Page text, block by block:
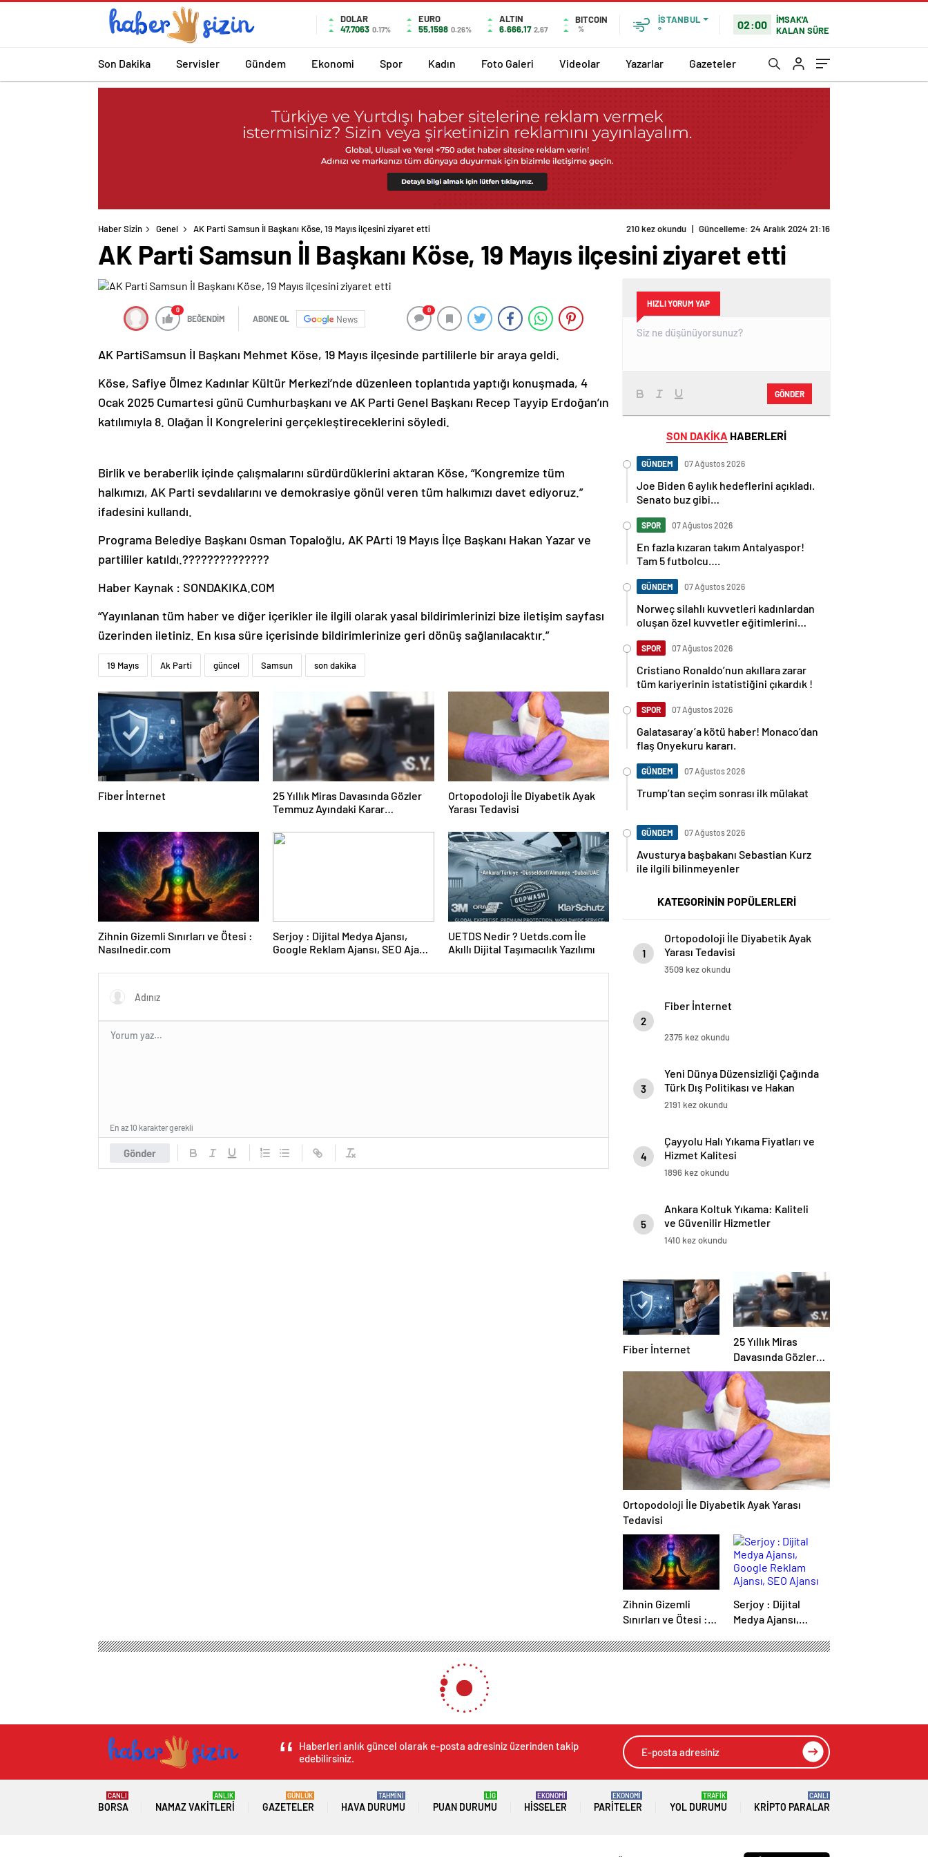
DOLAR
47,7063 0.17%
EURO
55,1598 0.26%
ALTIN
6.666,17 2,67
BITCOIN
%
İSTANBUL
°
02:00
İMSAK'A
KALAN SÜRE
Son Dakika Servisler Gündem Ekonomi Spor Kadın Foto Galeri Videolar Yazarlar Gazeteler
Haber Sizin Genel AK Parti Samsun İl Başkanı Köse, 19 Mayıs ilçesini ziyaret etti 210 kez okundu | Güncelleme: 24 Aralık 2024 21:16
AK Parti Samsun İl Başkanı Köse, 19 Mayıs ilçesini ziyaret etti
0
BEĞENDİM ABONE OL News
0
AK PartiSamsun İl Başkanı Mehmet Köse, 19 Mayıs ilçesinde partililerle bir araya geldi.
Köse, Safiye Ölmez Kadınlar Kültür Merkezi’nde düzenleen toplantıda yaptığı konuşmada, 4
Ocak 2025 Cumartesi günü Cumhurbaşkanı ve AK Parti Genel Başkanı Recep Tayyip Erdoğan’ın
katılımıyla 8. Olağan İl Kongrelerini gerçekleştireceklerini söyledi.
Birlik ve beraberlik içinde çalışmalarını sürdürdüklerini aktaran Köse, “Kongremize tüm
halkımızı, AK Parti sevdalılarını ve demokrasiye gönül veren tüm halkımızı davet ediyoruz.”
ifadesini kullandı.
Programa Belediye Başkanı Osman Topaloğlu, AK PArti 19 Mayıs İlçe Başkanı Hakan Yazar ve
partililer katıldı.??????????????
Haber Kaynak : SONDAKIKA.COM
“Yayınlanan tüm haber ve diğer içerikler ile ilgili olarak yasal bildirimlerinizi bize iletişim sayfası
üzerinden iletiniz. En kısa süre içerisinde bildirimlerinize geri dönüş sağlanılacaktır.”
19 Mayıs Ak Parti güncel Samsun son dakika
Fiber İnternet
25 Yıllık Miras Davasında Gözler
Temmuz Ayındaki Karar
Ortopodoloji İle Diyabetik Ayak
Yarası Tedavisi
Zihnin Gizemli Sınırları ve Ötesi :
Nasılnedir.com
Serjoy : Dijital Medya Ajansı,
Google Reklam Ajansı, SEO Ajansı
UETDS Nedir ? Uetds.com İle
Akıllı Dijital Taşımacılık Yazılımı
Gönder
En az 10 karakter gerekli
HIZLI YORUM YAP
GÖNDER
SON DAKİKA HABERLERİ
GÜNDEM 07 Ağustos 2026
Joe Biden 6 aylık hedeflerini açıkladı.
Senato buz gibi…
SPOR 07 Ağustos 2026
En fazla kızaran takım Antalyaspor!
Tam 5 futbolcu….
GÜNDEM 07 Ağustos 2026
Norweç silahlı kuvvetleri kadınlardan
oluşan özel kuvvetler eğitimlerini
SPOR 07 Ağustos 2026
Cristiano Ronaldo’nun akıllara zarar
tüm kariyerinin istatistiğini çıkardık !
SPOR 07 Ağustos 2026
Galatasaray’a kötü haber! Monaco’dan
flaş Onyekuru kararı.
GÜNDEM 07 Ağustos 2026
Trump’tan seçim sonrası ilk mülakat
GÜNDEM 07 Ağustos 2026
Avusturya başbakanı Sebastian Kurz
ile ilgili bilinmeyenler
KATEGORİNİN POPÜLERLERİ
1
Ortopodoloji İle Diyabetik Ayak
Yarası Tedavisi
3509 kez okundu
2
Fiber İnternet
2375 kez okundu
3
Yeni Dünya Düzensizliği Çağında
Türk Dış Politikası ve Hakan
Fidan Faktörü
2191 kez okundu
4
Çayyolu Halı Yıkama Fiyatları ve
Hizmet Kalitesi
1896 kez okundu
5
Ankara Koltuk Yıkama: Kaliteli
ve Güvenilir Hizmetler
1410 kez okundu
Fiber İnternet
25 Yıllık Miras
Davasında Gözler
Temmuz Ayındaki
Karar Duruşmasına
Çevrildi
Ortopodoloji İle Diyabetik Ayak Yarası
Tedavisi
Zihnin Gizemli
Sınırları ve Ötesi :
Serjoy : Dijital
Medya Ajansı,
Ajansı, SEO Ajansı
Haberleri anlık güncel olarak e-posta adresiniz üzerinden takip
edebilirsiniz.
BORSA
CANLI
NAMAZ VAKITLERI
ANLIK
GAZETELER
GÜNLÜK
HAVA DURUMU
TAHMİNİ
PUAN DURUMU
LİG
HISSELER
EKONOMİ
PARITELER
EKONOMİ
YOL DURUMU
TRAFİK
KRIPTO PARALAR
CANLI